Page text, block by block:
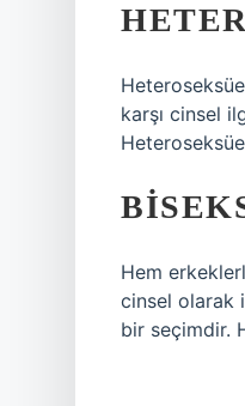
karşı cinsel
Hem
cinsel olarak
bir seçimdir.